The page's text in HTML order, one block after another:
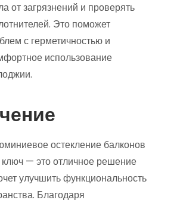
от загрязнений и проверять
Это поможет
с герметичностью и
использование
остекление балконов
— это отличное решение
улучшить функциональность
Благодаря